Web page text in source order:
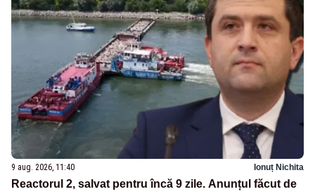
9 aug. 2026, 11:40 Ionuț Nichita
Reactorul 2, salvat pentru încă 9 zile. Anunțul făcut de